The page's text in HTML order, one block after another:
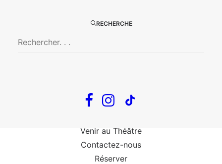
RECHERCHE
The Loop
Infos
Venir au Théâtre
Contactez-nous
Réserver